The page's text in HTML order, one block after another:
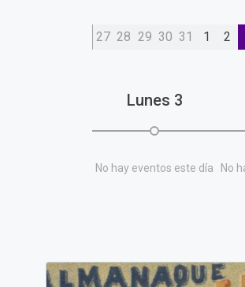
27 28 29 30 31 1 2
Lunes 3
No hay eventos este día No